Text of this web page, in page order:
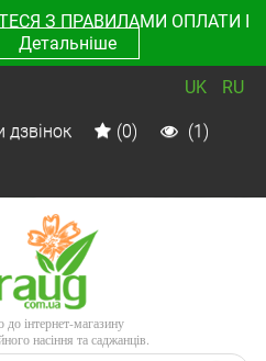
З ПРАВИЛАМИ ОПЛАТИ І
Детальніше
UK RU
(0) (1)
інтернет-магазину
насіння та саджанців.